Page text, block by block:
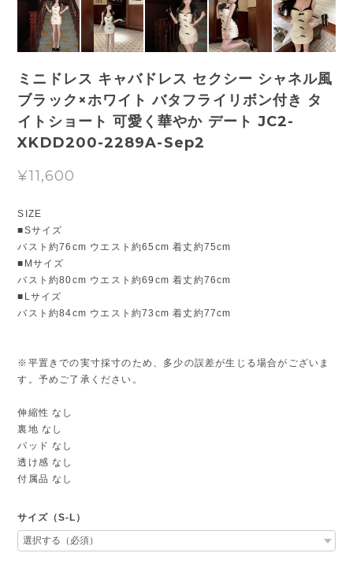
ミニドレス キャバドレス セクシー シャネル風
ブラック×ホワイト バタフライリボン付き タ
イトショート 可愛く華やか デート JC2-
XKDD200-2289A-Sep2
¥11,600
SIZE
■Sサイズ
バスト約76cm ウエスト約65cm 着丈約75cm
■Mサイズ
バスト約80cm ウエスト約69cm 着丈約76cm
■Lサイズ
バスト約84cm ウエスト約73cm 着丈約77cm
※平置きでの実寸採寸のため、多少の誤差が生じる場合がございま
す。予めご了承ください。
伸縮性 なし
裏地 なし
パッド なし
透け感 なし
付属品 なし
サイズ（S-L）